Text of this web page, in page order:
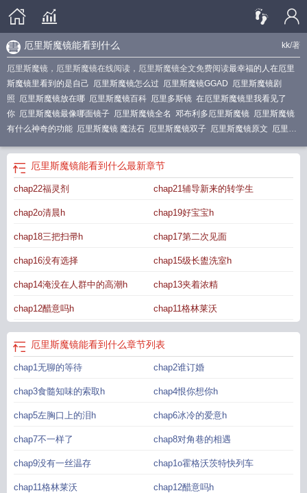
kk/著
厄里斯魔镜能看到什么
厄里斯魔镜，厄里斯魔镜在线阅读，厄里斯魔镜全文免费阅读最幸福的人在厄里
斯魔镜里看到的是自己 厄里斯魔镜怎么过 厄里斯魔镜GGAD 厄里斯魔镜剧
照 厄里斯魔镜放在哪 厄里斯魔镜百科 厄里多斯镜 在厄里斯魔镜里我看见了
你 厄里斯魔镜最像哪面镜子 厄里斯魔镜全名 邓布利多厄里斯魔镜 厄里斯魔镜
有什么神奇的功能 厄里斯魔镜 魔法石 厄里斯魔镜双子 厄里斯魔镜原文 厄里斯
厄里斯魔镜厄里斯魔镜在哪一部 厄理斯魔镜
镜所反映的是什么呢?
斯魔镜 邓布利多
厄里斯魔镜英文厄里斯魔镜能看到什么
新章节更新时间
厄里斯魔镜怎么画厄里斯魔镜 英文
厄里斯魔镜能看到什么最新章节
chap22福灵剂 chap21辅导新来的转学生
chap2o清晨h chap19好宝宝h
chap18三把扫帚h chap17第二次见面
chap16没有选择 chap15级长盥洗室h
chap14淹没在人群中的高潮h chap13夹着浓精
chap12醋意吗h chap11格林莱沃
厄里斯魔镜能看到什么章节列表
chap1无聊的等待 chap2谁订婚
chap3食髓知味的索取h chap4恨你想你h
chap5左胸口上的泪h chap6冰冷的爱意h
chap7不一样了 chap8对角巷的相遇
chap9没有一丝温存 chap1o霍格沃茨特快列车
chap11格林莱沃 chap12醋意吗h